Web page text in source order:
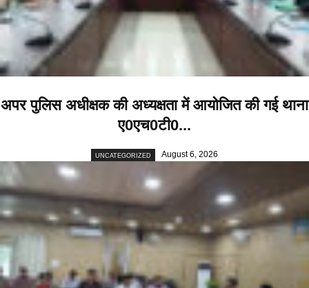
अपर पुलिस अधीक्षक की अध्यक्षता में आयोजित की गई थाना
ए0एच0टी0...
UNCATEGORIZED August 6, 2026